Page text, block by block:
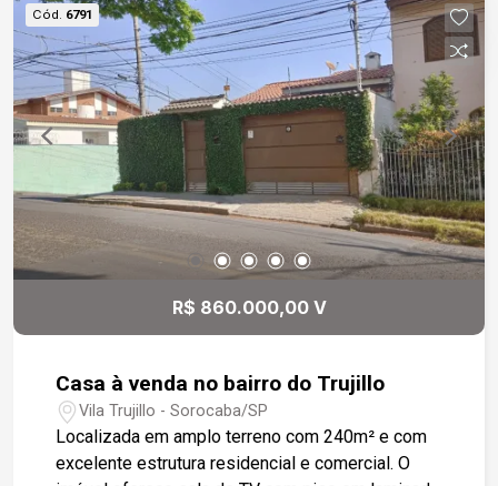
Cód. 6791
R$ 860.000,00 V
Casa à venda no bairro do Trujillo
Vila Trujillo - Sorocaba/SP
Localizada em amplo terreno com 240m² e com
excelente estrutura residencial e comercial. O